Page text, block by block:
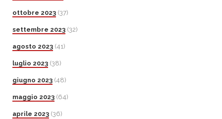
ottobre 2023 (37)
settembre 2023 (32)
agosto 2023 (41)
luglio 2023 (38)
giugno 2023 (48)
maggio 2023 (64)
aprile 2023 (36)